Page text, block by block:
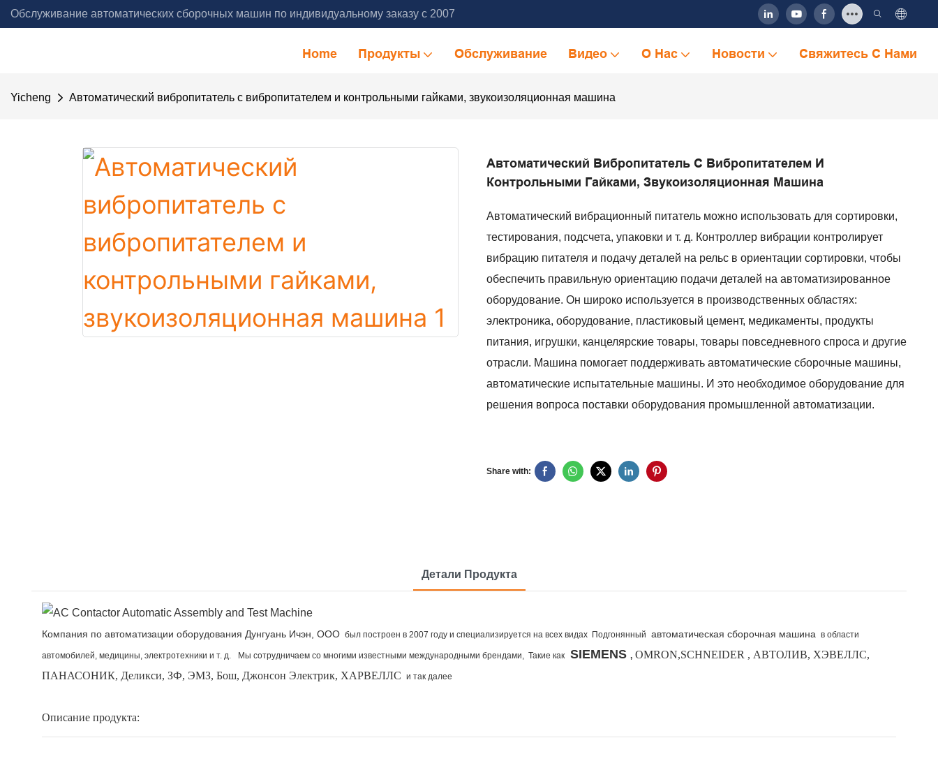
Обслуживание автоматических сборочных машин по индивидуальному заказу с 2007
Home Продукты Обслуживание Видео О Нас Новости Свяжитесь С Нами
Yicheng Автоматический вибропитатель с вибропитателем и контрольными гайками, звукоизоляционная машина
Автоматический Вибропитатель С Вибропитателем И
Контрольными Гайками, Звукоизоляционная Машина
Автоматический вибрационный питатель можно использовать для сортировки,
тестирования, подсчета, упаковки и т. д. Контроллер вибрации контролирует
вибрацию питателя и подачу деталей на рельс в ориентации сортировки, чтобы
обеспечить правильную ориентацию подачи деталей на автоматизированное
оборудование. Он широко используется в производственных областях:
электроника, оборудование, пластиковый цемент, медикаменты, продукты
питания, игрушки, канцелярские товары, товары повседневного спроса и другие
отрасли. Машина помогает поддерживать автоматические сборочные машины,
автоматические испытательные машины. И это необходимое оборудование для
решения вопроса поставки оборудования промышленной автоматизации.
Share with:
Детали Продукта
Компания по автоматизации оборудования Дунгуань Ичэн, ООО был построен в 2007 году и специализируется на всех видах Подгонянный автоматическая сборочная машина в области
автомобилей, медицины, электротехники и т. д. Мы сотрудничаем со многими известными международными брендами, Такие как SIEMENS , OMRON,SCHNEIDER , АВТОЛИВ, ХЭВЕЛЛС,
ПАНАСОНИК, Деликси, ЗФ, ЭМЗ, Бош, Джонсон Электрик, ХАРВЕЛЛС и так далее
Описание продукта: